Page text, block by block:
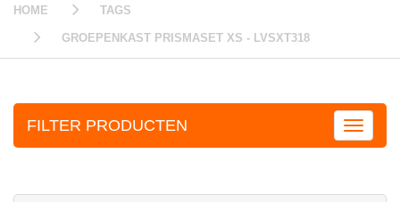
HOME TAGS
GROEPENKAST PRISMASET XS - LVSXT318
FILTER PRODUCTEN